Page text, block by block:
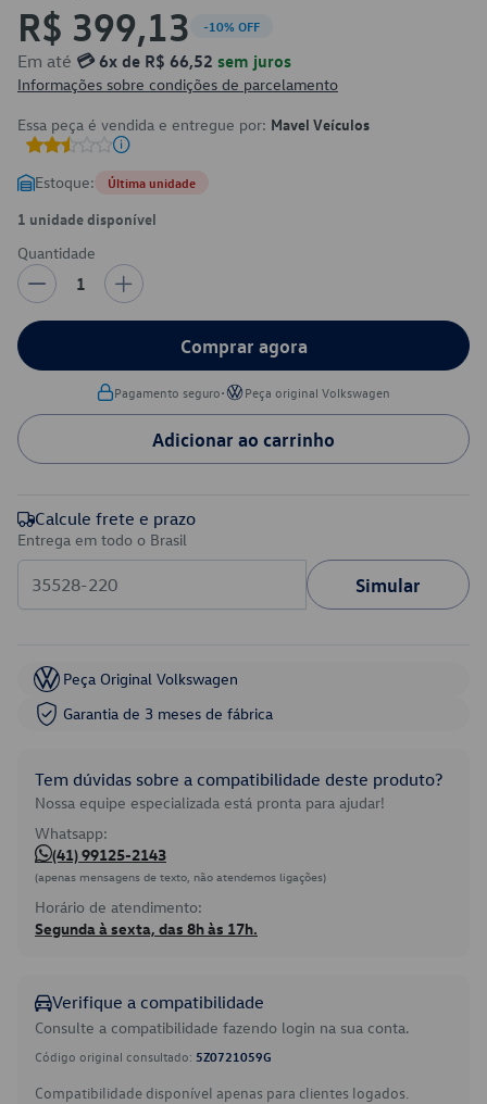
R$ 399,13 -10% OFF
Em até 💳 6x de R$ 66,52 sem juros
Informações sobre condições de parcelamento
Essa peça é vendida e entregue por: Mavel Veículos
Estoque: Última unidade
1 unidade disponível
Quantidade
1
Comprar agora
Pagamento seguro• Peça original Volkswagen
Adicionar ao carrinho
Calcule frete e prazo
Entrega em todo o Brasil
Simular
Peça Original Volkswagen
Garantia de 3 meses de fábrica
Tem dúvidas sobre a compatibilidade deste produto?
Nossa equipe especializada está pronta para ajudar!
Whatsapp:
(41) 99125-2143
(apenas mensagens de texto, não atendemos ligações)
Horário de atendimento:
Segunda à sexta, das 8h às 17h.
Verifique a compatibilidade
Consulte a compatibilidade fazendo login na sua conta.
Código original consultado: 5Z0721059G
Compatibilidade disponível apenas para clientes logados.